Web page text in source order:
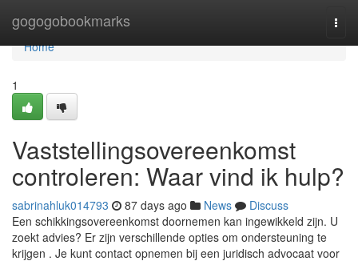
gogogobookmarks
Home
Home
1
Vaststellingsovereenkomst
controleren: Waar vind ik hulp?
sabrinahluk014793 87 days ago News
Discuss
Een schikkingsovereenkomst doornemen kan ingewikkeld zijn. U
zoekt advies? Er zijn verschillende opties om ondersteuning te
krijgen . Je kunt contact opnemen bij een juridisch advocaat voor